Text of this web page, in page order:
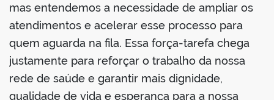
mas entendemos a necessidade de ampliar os
atendimentos e acelerar esse processo para
quem aguarda na fila. Essa força-tarefa chega
justamente para reforçar o trabalho da nossa
rede de saúde e garantir mais dignidade,
qualidade de vida e esperança para a nossa